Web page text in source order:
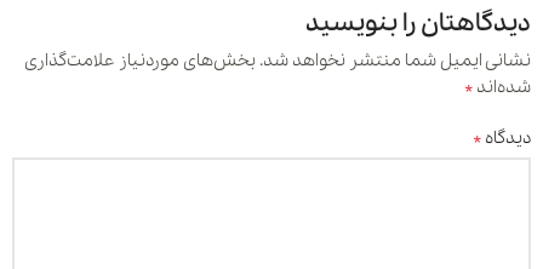
دیدگاهتان را بنویسید
نشانی ایمیل شما منتشر نخواهد شد. بخش‌های موردنیاز علامت‌گذاری
شده‌اند *
دیدگاه *